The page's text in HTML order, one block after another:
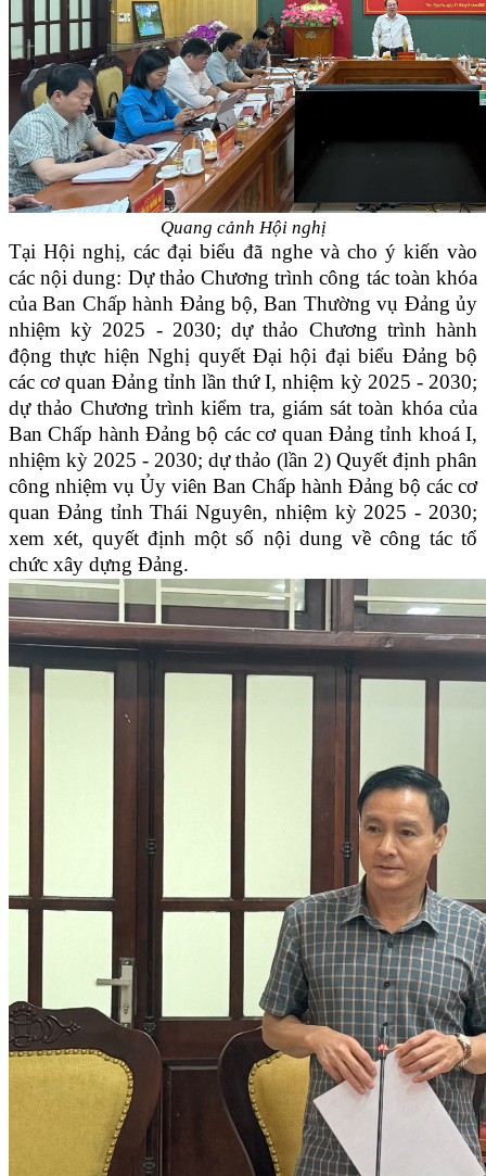
Quang cảnh Hội nghị
Tại Hội nghị, các đại biểu đã nghe và cho ý kiến vào
các nội dung: Dự thảo Chương trình công tác toàn khóa
của Ban Chấp hành Đảng bộ, Ban Thường vụ Đảng ủy
nhiệm kỳ 2025 - 2030; dự thảo Chương trình hành
động thực hiện Nghị quyết Đại hội đại biểu Đảng bộ
các cơ quan Đảng tỉnh lần thứ I, nhiệm kỳ 2025 - 2030;
dự thảo Chương trình kiểm tra, giám sát toàn khóa của
Ban Chấp hành Đảng bộ các cơ quan Đảng tỉnh khoá I,
nhiệm kỳ 2025 - 2030; dự thảo (lần 2) Quyết định phân
công nhiệm vụ Ủy viên Ban Chấp hành Đảng bộ các cơ
quan Đảng tỉnh Thái Nguyên, nhiệm kỳ 2025 - 2030;
xem xét, quyết định một số nội dung về công tác tổ
chức xây dựng Đảng.